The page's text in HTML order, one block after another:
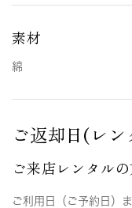
素材
綿
ご返却日(レ
ご来店レンタル
ご利用日（ご予約日）